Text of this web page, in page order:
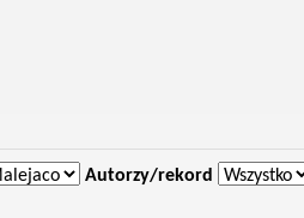
Autorzy/rekord